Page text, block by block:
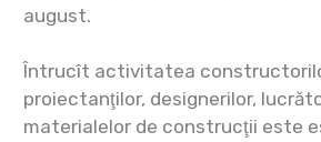
august.
Întrucît activitatea
proiectanţilor, designerilor,
materialelor de construcţii este